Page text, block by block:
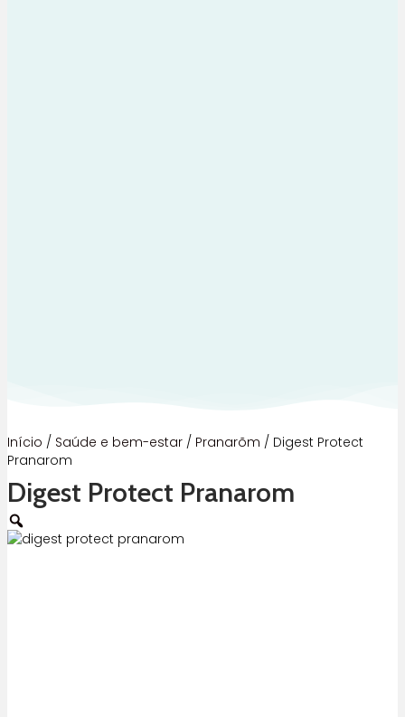
Início / Saúde e bem-estar / Pranarõm / Digest Protect
Pranarom
Digest Protect Pranarom